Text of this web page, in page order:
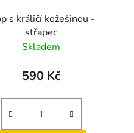
s králičí kožešinou -
střapec
Skladem
590 Kč